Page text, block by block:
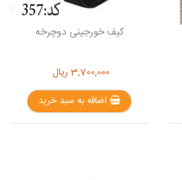
کیف خورجینی دوچرخه
3,700,000 ریال
اضافه به سبد خرید